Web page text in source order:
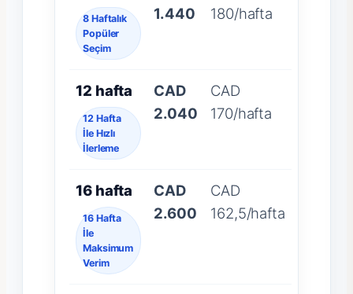
8 Haftalık
Popüler
Seçim
1.440
180/hafta
12 hafta
12 Hafta
İle Hızlı
İlerleme
CAD
2.040
CAD
170/hafta
16 hafta
16 Hafta
İle
Maksimum
Verim
CAD
2.600
CAD
162,5/hafta